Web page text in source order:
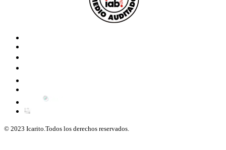
© 2023 Icarito.Todos los derechos reservados.